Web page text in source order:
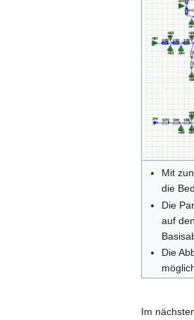
Mit
die
Die
auf
Die
Im